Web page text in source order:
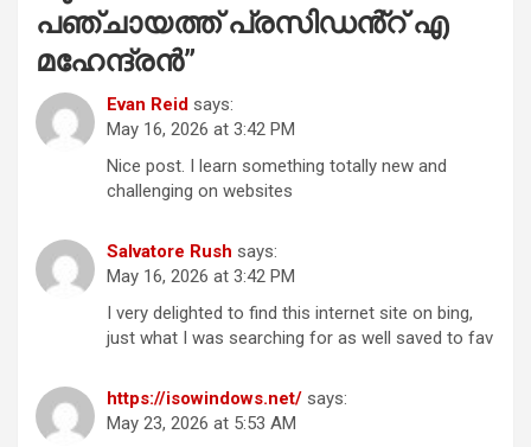
പഞ്ചായത്ത് പ്രസിഡൻ്റ് എ
മഹേന്ദ്രൻ”
Evan Reid says:
May 16, 2026 at 3:42 PM
Nice post. I learn something totally new and
challenging on websites
Salvatore Rush says:
May 16, 2026 at 3:42 PM
I very delighted to find this internet site on bing,
just what I was searching for as well saved to fav
https://isowindows.net/ says:
May 23, 2026 at 5:53 AM